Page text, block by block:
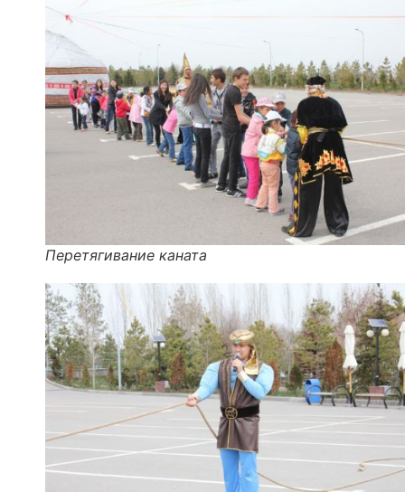
Перетягивание каната